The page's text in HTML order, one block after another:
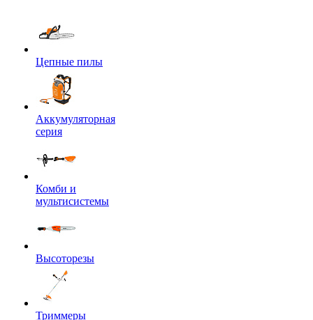
Цепные пилы
Аккумуляторная
серия
Комби и
мультисистемы
Высоторезы
Триммеры